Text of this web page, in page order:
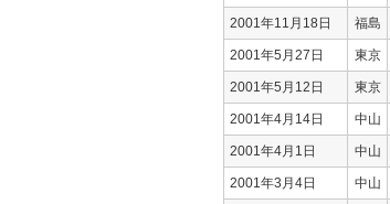
2001年11月18日 福島
2001年5月27日 東京
2001年5月12日 東京
2001年4月14日 中山
2001年4月1日 中山
2001年3月4日 中山